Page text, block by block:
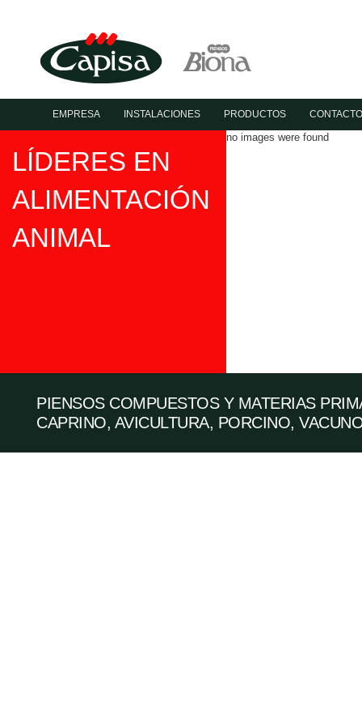
EMPRESA INSTALACIONES PRODUCTOS
no images were found
LÍDERES EN
ALIMENTACIÓN
ANIMAL
PIENSOS COMPUESTOS Y MATERIAS
CAPRINO, AVICULTURA, PORCINO,